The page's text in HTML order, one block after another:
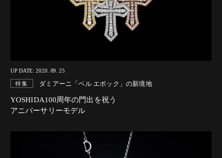
UP DATE: 2020. 09. 25
特集 ダミアーニ「ベル エポック」の新境地
YOSHIDA100周年の門出を祝う
アニバーサリーモデル